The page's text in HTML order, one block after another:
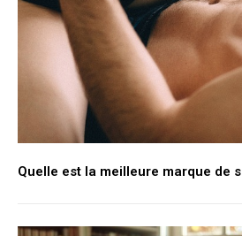
Quelle est la meilleure marque de